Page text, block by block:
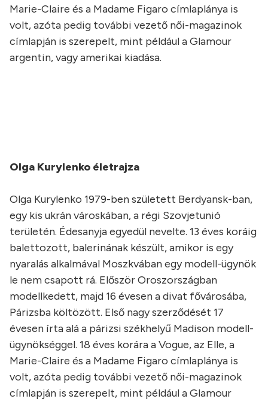
Marie-Claire és a Madame Figaro címlaplánya is
volt, azóta pedig további vezető női-magazinok
címlapján is szerepelt, mint például a Glamour
argentin, vagy amerikai kiadása.
Olga Kurylenko életrajza
Olga Kurylenko 1979-ben született Berdyansk-ban,
egy kis ukrán városkában, a régi Szovjetunió
területén. Édesanyja egyedül nevelte. 13 éves koráig
balettozott, balerinának készült, amikor is egy
nyaralás alkalmával Moszkvában egy modell-ügynök
le nem csapott rá. Először Oroszországban
modellkedett, majd 16 évesen a divat fővárosába,
Párizsba költözött. Első nagy szerződését 17
évesen írta alá a párizsi székhelyű Madison modell-
ügynökséggel. 18 éves korára a Vogue, az Elle, a
Marie-Claire és a Madame Figaro címlaplánya is
volt, azóta pedig további vezető női-magazinok
címlapján is szerepelt, mint például a Glamour